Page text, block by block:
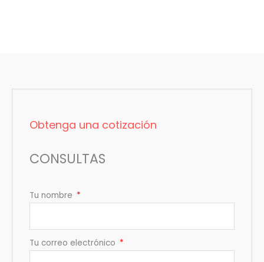
Obtenga una cotización
CONSULTAS
Tu nombre
Tu correo electrónico